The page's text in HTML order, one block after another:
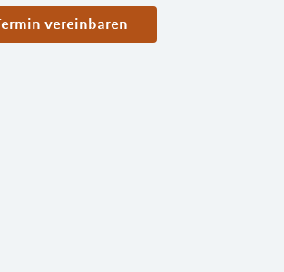
Termin vereinbaren